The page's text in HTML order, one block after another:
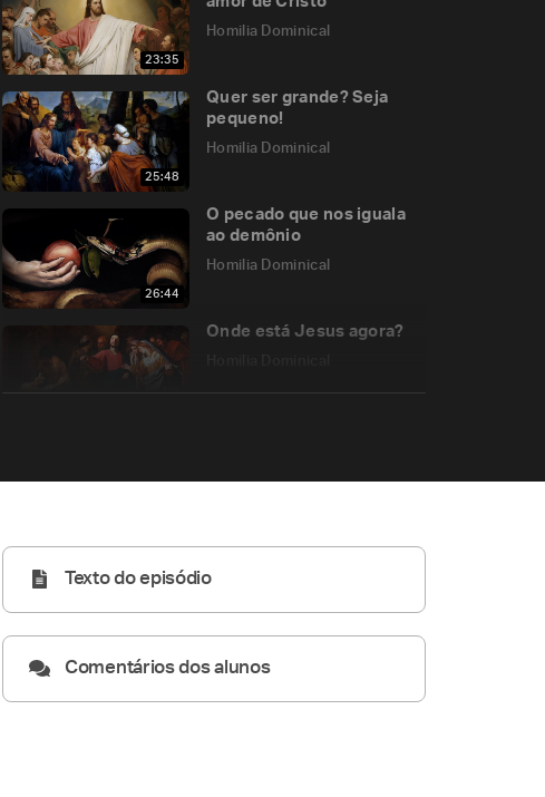
23:35
Homilia Dominical
25:48
Quer ser grande? Seja
pequeno!
Homilia Dominical
26:44
O pecado que nos iguala
ao demônio
Homilia Dominical
Onde está Jesus agora?
Texto do episódio
Comentários dos alunos